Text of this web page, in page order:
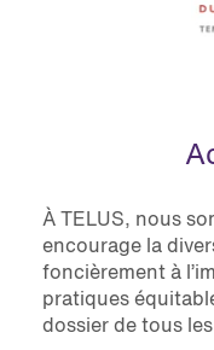
À TELUS, nous
encourage la
foncièrement à
pratiques
dossier de tous